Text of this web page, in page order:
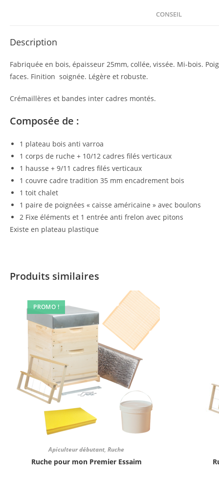
CONSEIL
Description
Fabriquée en bois, épaisseur 25mm, collée, vissée. Mi-bois.
faces. Finition soignée. Légère et robuste.
Crémaillères et bandes inter cadres montés.
Composée de :
1 plateau bois anti varroa
1 corps de ruche + 10/12 cadres filés verticaux
1 hausse + 9/11 cadres filés verticaux
1 couvre cadre tradition 35 mm encadrement bois
1 toit chalet
1 paire de poignées « caisse américaine » avec boulons
2 Fixe éléments et 1 entrée anti frelon avec pitons
Existe en plateau plastique
Produits similaires
PROMO !
Apiculteur débutant, Ruche
Ruche pour mon Premier Essaim